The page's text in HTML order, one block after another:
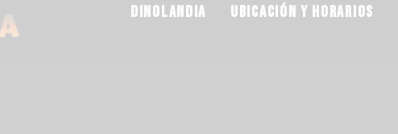
DINOLANDIA UBICACIÓN Y HORARIOS